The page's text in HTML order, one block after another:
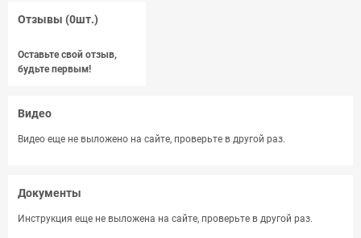
Отзывы (0шт.)
Оставьте свой отзыв,
будьте первым!
Видео
Видео еще не выложено на сайте, проверьте в другой раз.
Документы
Инструкция еще не выложена на сайте, проверьте в другой раз.